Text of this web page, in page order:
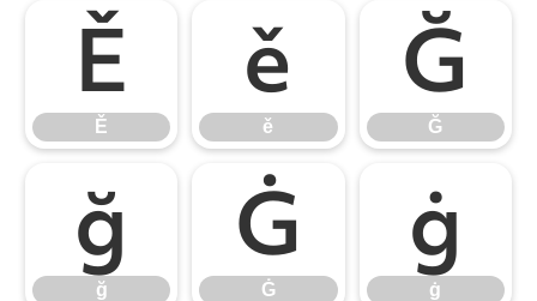
Ě
Ě
ě
ě
Ğ
Ğ
ğ
ğ
Ġ
Ġ
ġ
ġ